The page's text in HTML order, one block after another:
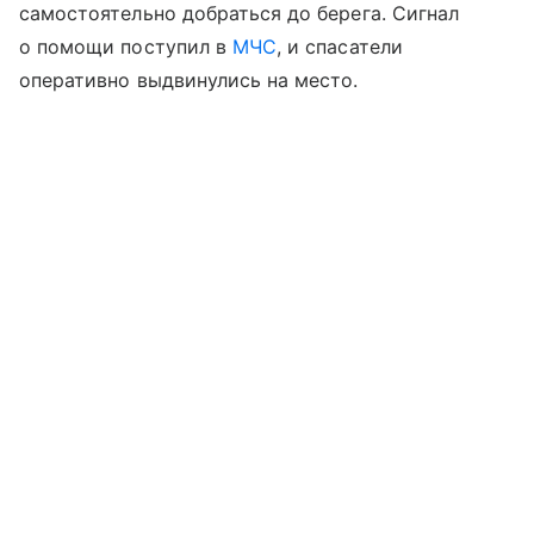
самостоятельно добраться до берега. Сигнал
о помощи поступил в МЧС, и спасатели
оперативно выдвинулись на место.